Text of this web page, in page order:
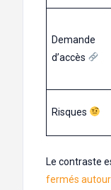
Demande
d’accès
Risques
Le contraste
fermés